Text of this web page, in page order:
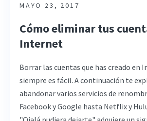
MAYO 23, 2017
Cómo eliminar tus
Internet
Borrar las cuentas que has creado en
siempre es fácil. A continuación te
abandonar varios servicios de
Facebook y Google hasta Netflix y